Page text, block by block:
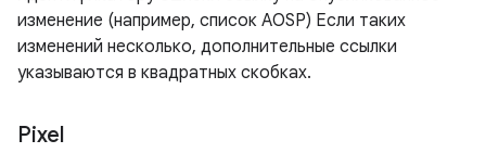
изменение (например, список AOSP) Если таких
изменений несколько, дополнительные ссылки
указываются в квадратных скобках.
Pixel